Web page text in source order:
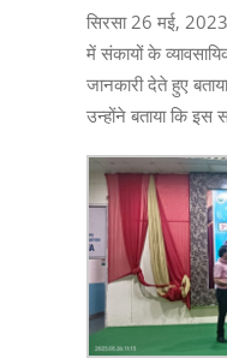
सिरसा 26 मई, 2023:
में संकायों के
जानकारी देते हुए
उन्होंने बताया कि इस